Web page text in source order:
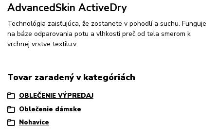
AdvancedSkin ActiveDry
Technológia zaisťujúca, že zostanete v pohodlí a suchu. Funguje
na báze odparovania potu a vlhkosti preč od tela smerom k
vrchnej vrstve textilu.v
Tovar zaradený v kategóriách
OBLEČENIE VÝPREDAJ
Oblečenie dámske
Nohavice